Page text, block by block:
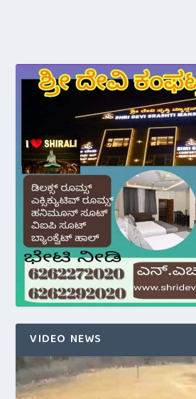
VIDEO NEWS